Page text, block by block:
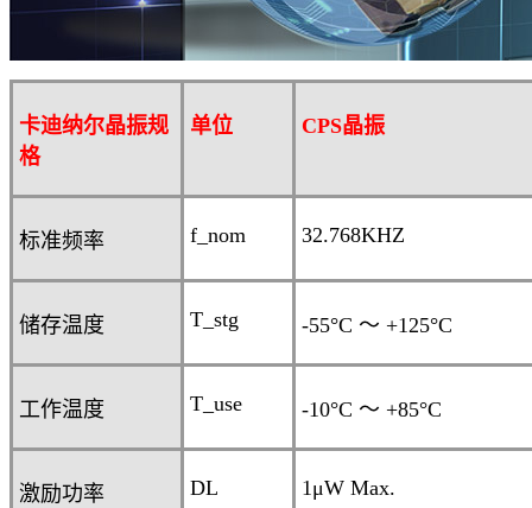
卡迪纳尔晶振规
格
单位 CPS晶振
标准频率 f_nom 32.768KHZ
储存温度 T_stg -55°C ～ +125°C
工作温度 T_use -10°C ～ +85°C
激励功率 DL 1μW Max.